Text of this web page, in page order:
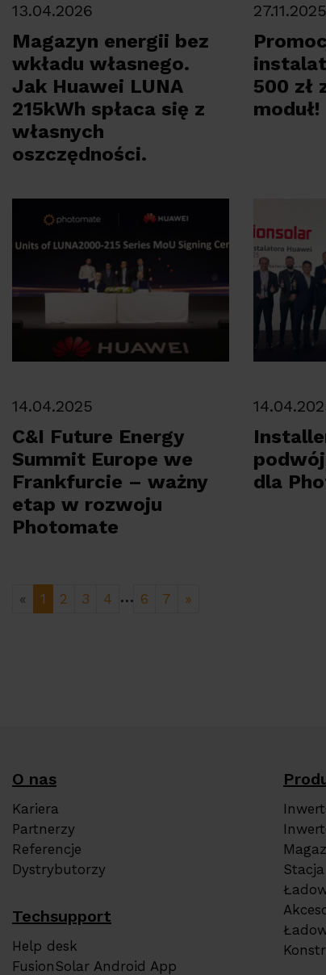
13.04.2026
Magazyn energii bez
wkładu własnego.
Jak Huawei LUNA
215kWh spłaca się z
własnych
oszczędności.
27.11.2025
500 zł
moduł!
14.04.2025
C&I Future Energy
Summit Europe we
Frankfurcie – ważny
etap w rozwoju
Photomate
dla
« 1 2 3 4 … 6 7 »
O nas
Kariera
Partnerzy
Referencje
Dystrybutorzy
Techsupport
Help desk
FusionSolar Android App